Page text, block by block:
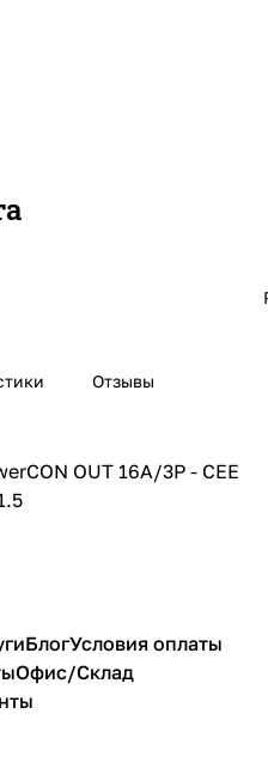
Отзывы
OUT 16A/3P - CEE
БлогУсловия оплаты
Офис/Склад